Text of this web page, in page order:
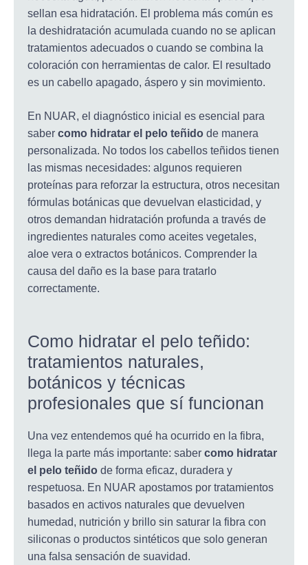
sellan esa hidratación. El problema más común es
la deshidratación acumulada cuando no se aplican
tratamientos adecuados o cuando se combina la
coloración con herramientas de calor. El resultado
es un cabello apagado, áspero y sin movimiento.
En NUAR, el diagnóstico inicial es esencial para
sabercomo hidratar el pelo teñido de manera
personalizada. No todos los cabellos teñidos tienen
las mismas necesidades: algunos requieren
proteínas para reforzar la estructura, otros necesitan
fórmulas botánicas que devuelvan elasticidad, y
otros demandan hidratación profunda a través de
ingredientes naturales como aceites vegetales,
aloe vera o extractos botánicos. Comprender la
causa del daño es la base para tratarlo
correctamente.
Como hidratar el pelo teñido:
tratamientos naturales,
botánicos y técnicas
profesionales que sí funcionan
Una vez entendemos qué ha ocurrido en la fibra,
llega la parte más importante: sabercomo hidratar
el pelo teñido de forma eficaz, duradera y
respetuosa. En NUAR apostamos por tratamientos
basados en activos naturales que devuelven
humedad, nutrición y brillo sin saturar la fibra con
siliconas o productos sintéticos que solo generan
una falsa sensación de suavidad.